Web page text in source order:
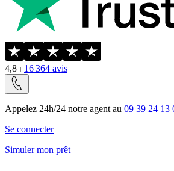
4,8 ⏐ 16 364 avis
Appelez 24h/24 notre agent au 09 39 24 13
Se connecter
Simuler mon prêt